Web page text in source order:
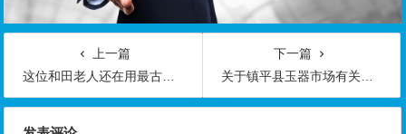
上一篇
这位和田老人还在用最古老的方法雕玉
下一篇
关于镇平县玉器市场有关问题的情况说明